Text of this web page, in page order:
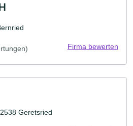
Firma bewerten
Geretsried